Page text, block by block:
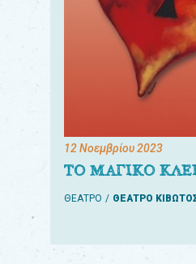
12 Νοεμβρίου 2023
ΤΟ ΜΑΓΙΚΟ
ΘΕΑΤΡΟ ΘΕΑΤΡΟ